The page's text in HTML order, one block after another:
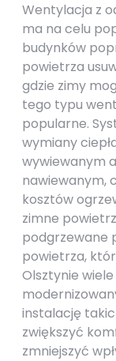
Wentylacja z
ma na celu
budynków
powietrza
gdzie zimy
tego typu
popularne.
wymiany
wywiewanym
nawiewanym,
kosztów
zimne
podgrzewane
powietrza,
Olsztynie
instalację
zwiększyć
zmniejszyć